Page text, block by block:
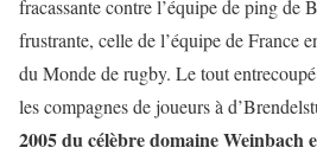
fracassante contre l’équipe de ping de
frustrante, celle de l’équipe de France
du Monde de rugby. Le tout
les compagnes de joueurs à
2005 du célèbre domaine Weinbach